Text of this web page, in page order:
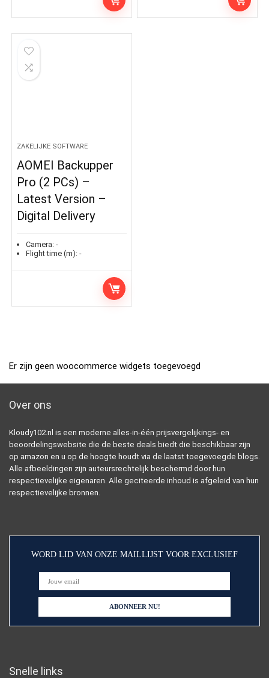
ZAKELIJKE SOFTWARE
AOMEI Backupper
Pro (2 PCs) –
Latest Version –
Digital Delivery
Camera: -
Flight time (m): -
Er zijn geen woocommerce widgets toegevoegd
Over ons
Kloudy102.nl is een moderne alles-in-één prijsvergelijkings- en
beoordelingswebsite die de beste deals biedt die beschikbaar zijn
op amazon en u op de hoogte houdt via de laatst toegevoegde blogs.
Alle afbeeldingen zijn auteursrechtelijk beschermd door hun
respectievelijke eigenaren. Alle geciteerde inhoud is afgeleid van hun
respectievelijke bronnen.
WORD LID VAN ONZE MAILLIJST VOOR EXCLUSIEF
Snelle links